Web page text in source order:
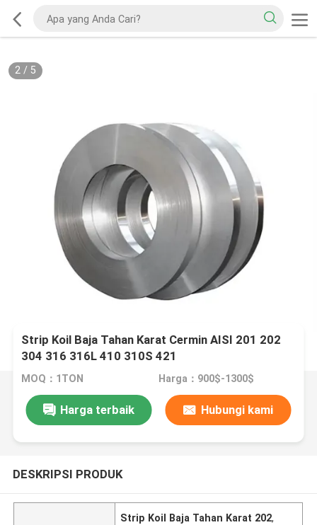
2/ 5
Strip Koil Baja Tahan Karat Cermin AISI 201 202
304 316 316L 410 310S 421
MOQ：1TON Harga：900$-1300$
Harga terbaik Hubungi kami
DESKRIPSI PRODUK
Strip Koil Baja Tahan Karat 202,